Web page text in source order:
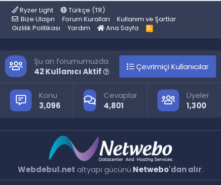
Ryzer Light
Türkçe (TR)
Bize Ulaşın
Forum Kuralları
Kullanım ve Şartlar
Gizlilik Politikası
Yardım Ana Sayfa
R
S
Şu an forumumuzda
42 Kullanıcı Aktif
Çevrimiçi Kullanıcılar
Konu
3,096
Cevaplar
4,801
Üyeler
1,300
Webdebul.net altyapı gücünü Netwebo'dan alır.